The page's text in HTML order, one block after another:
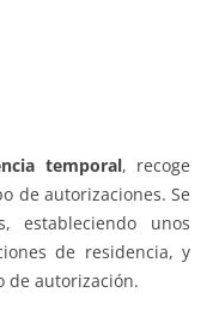
temporal, recoge
de autorizaciones. Se
estableciendo unos
de residencia, y
de autorización.